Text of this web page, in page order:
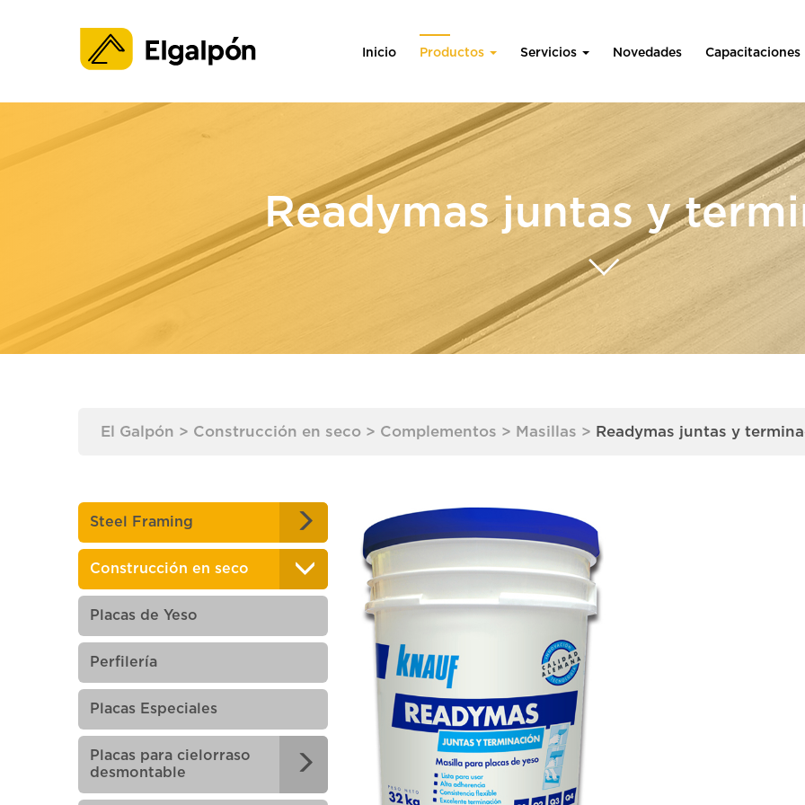
Inicio Productos Servicios Novedades Capacitaciones
Readymas juntas y
El Galpón > Construcción en seco > Complementos > Masillas > Readymas juntas y
Steel Framing
Construcción en seco
Placas de Yeso
Perfilería
Placas Especiales
Placas para cielorraso
desmontable